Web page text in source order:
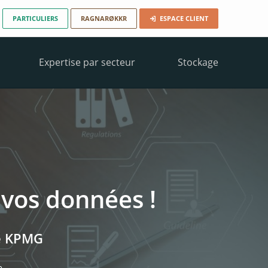
PARTICULIERS RAGNARØKKR ESPACE CLIENT
(CCAAS)
Expertise par secteur Stockage
données !